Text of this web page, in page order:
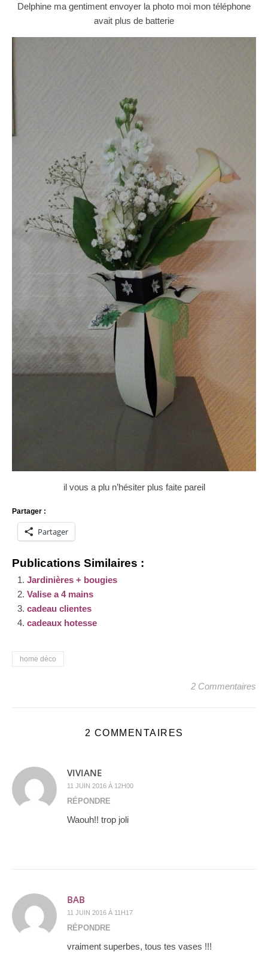
Delphine ma gentiment envoyer la photo moi mon téléphone
avait plus de batterie
il vous a plu n’hésiter plus faite pareil
Partager :
Partager
Publications Similaires :
Jardinières + bougies
Valise a 4 mains
cadeau clientes
cadeaux hotesse
home déco
2 Commentaires
2 COMMENTAIRES
VIVIANE
11 JUIN 2016 À 12H00
RÉPONDRE
Waouh!! trop joli
BAB
11 JUIN 2016 À 11H17
RÉPONDRE
vraiment superbes, tous tes vases !!!